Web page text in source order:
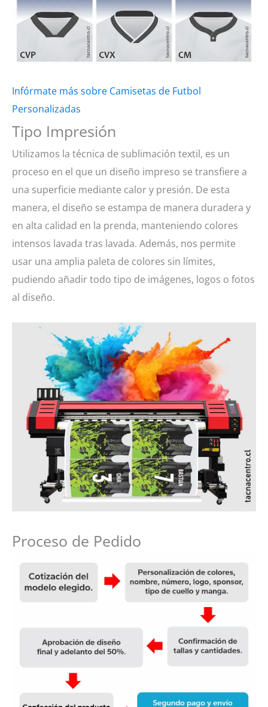
Infórmate más sobre Camisetas de Futbol
Personalizadas
Tipo Impresión
Utilizamos la técnica de sublimación textil, es un
proceso en el que un diseño impreso se transfiere a
una superficie mediante calor y presión. De esta
manera, el diseño se estampa de manera duradera y
en alta calidad en la prenda, manteniendo colores
intensos lavada tras lavada. Además, nos permite
usar una amplia paleta de colores sin límites,
pudiendo añadir todo tipo de imágenes, logos o fotos
al diseño.
Proceso de Pedido